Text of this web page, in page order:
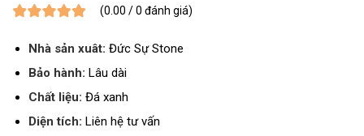
(0.00 / 0 đánh giá)
Nhà sản xuât: Đức Sự Stone
Bảo hành: Lâu dài
Chất liệu: Đá xanh
Diện tích: Liên hệ tư vấn